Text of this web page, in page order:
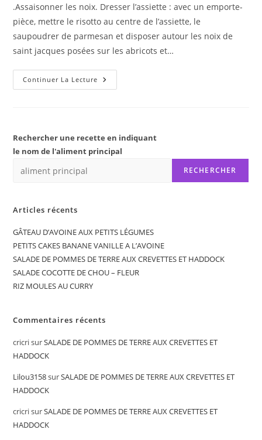
.Assaisonner les noix. Dresser l’assiette : avec un emporte-
pièce, mettre le risotto au centre de l’assiette, le
saupoudrer de parmesan et disposer autour les noix de
saint jacques posées sur les abricots et…
Continuer La Lecture NOIX
DE
RISOTTO
RAISINS
Rechercher une recette en indiquant
le nom de l'aliment principal
RECHERCHER
Articles récents
GÂTEAU D’AVOINE AUX PETITS LÉGUMES
PETITS CAKES BANANE VANILLE A L’AVOINE
SALADE DE POMMES DE TERRE AUX CREVETTES ET HADDOCK
SALADE COCOTTE DE CHOU – FLEUR
RIZ MOULES AU CURRY
Commentaires récents
cricrisurSALADE DE POMMES DE TERRE AUX CREVETTES ET
HADDOCK
Lilou3158surSALADE DE POMMES DE TERRE AUX CREVETTES ET
HADDOCK
cricrisurSALADE DE POMMES DE TERRE AUX CREVETTES ET
HADDOCK